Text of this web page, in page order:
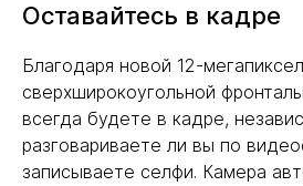
Оставайтесь в кадре
Благодаря новой 12-
сверхширокоугольной
всегда будете в кадре,
разговариваете ли вы по
записываете селфи. Камера